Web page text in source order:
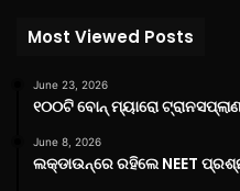
Most Viewed Posts
June 23, 2026
୧୦୦ଟି ବୋନ୍ ମ୍ୟାରୋ
June 8, 2026
ଲକ୍‌ଡାଉନ୍‌ରେ ରହିଲେ NEET